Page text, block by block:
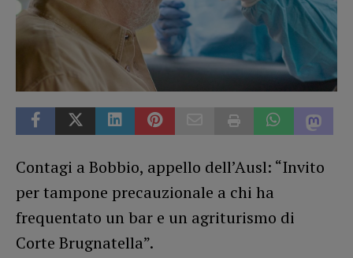
Contagi a Bobbio, appello dell’Ausl: “Invito
per tampone precauzionale a chi ha
frequentato un bar e un agriturismo di
Corte Brugnatella”.